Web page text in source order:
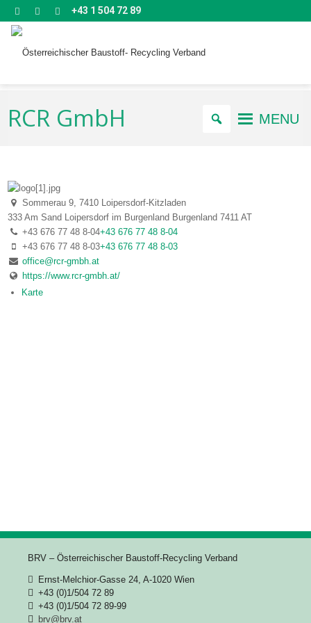
+43 1 504 72 89
MENU
RCR GmbH
Sommerau 9, 7410 Loipersdorf-Kitzladen
333 Am Sand Loipersdorf im Burgenland Burgenland 7411 AT
+43 676 77 48 8-04+43 676 77 48 8-04
+43 676 77 48 8-03+43 676 77 48 8-03
office@rcr-gmbh.at
https://www.rcr-gmbh.at/
Karte
BRV – Österreichischer Baustoff-Recycling Verband
Ernst-Melchior-Gasse 24, A-1020 Wien
+43 (0)1/504 72 89
+43 (0)1/504 72 89-99
brv@brv.at